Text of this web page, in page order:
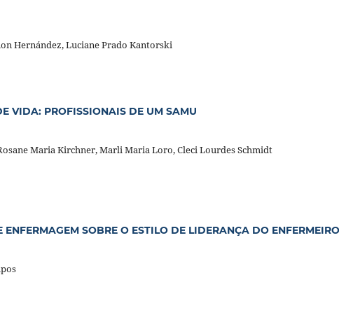
Hernández, Luciane Prado Kantorski
VIDA: PROFISSIONAIS DE UM SAMU
Maria Kirchner, Marli Maria Loro, Cleci Lourdes Schmidt
SOBRE O ESTILO DE LIDERANÇA DO ENFERMEIRO